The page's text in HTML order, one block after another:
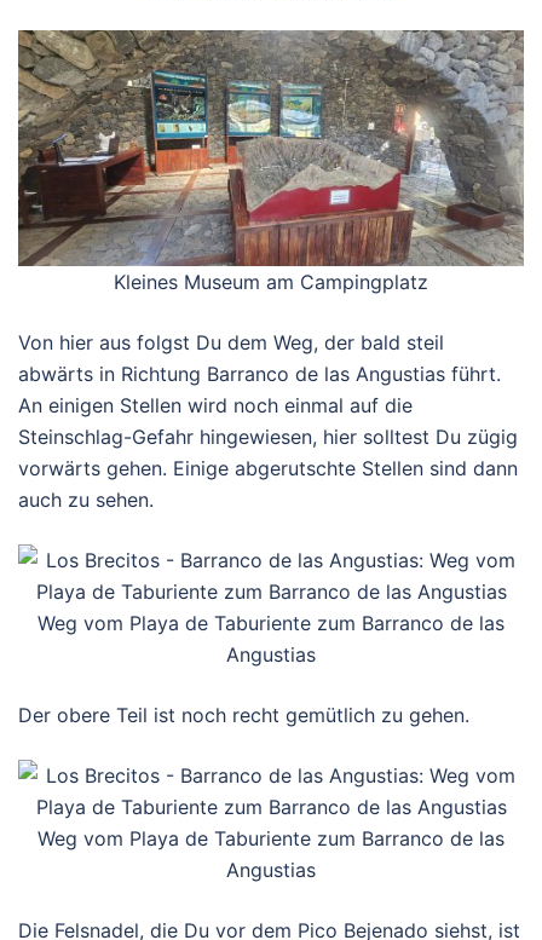
Kleines Museum am Campingplatz
Von hier aus folgst Du dem Weg, der bald steil
abwärts in Richtung Barranco de las Angustias führt.
An einigen Stellen wird noch einmal auf die
Steinschlag-Gefahr hingewiesen, hier solltest Du zügig
vorwärts gehen. Einige abgerutschte Stellen sind dann
auch zu sehen.
Weg vom Playa de Taburiente zum Barranco de las
Angustias
Der obere Teil ist noch recht gemütlich zu gehen.
Weg vom Playa de Taburiente zum Barranco de las
Angustias
Die Felsnadel, die Du vor dem Pico Bejenado siehst, ist